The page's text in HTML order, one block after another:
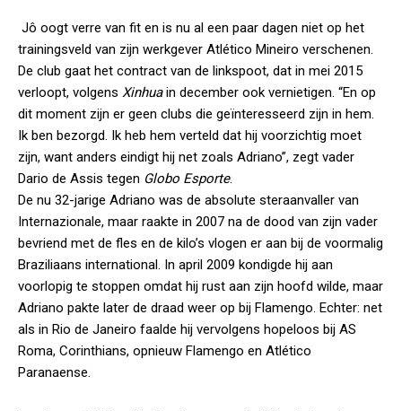
Jô oogt verre van fit en is nu al een paar dagen niet op het
trainingsveld van zijn werkgever Atlético Mineiro verschenen.
De club gaat het contract van de linkspoot, dat in mei 2015
verloopt, volgens Xinhuain december ook vernietigen. “En op
dit moment zijn er geen clubs die geïnteresseerd zijn in hem.
Ik ben bezorgd. Ik heb hem verteld dat hij voorzichtig moet
zijn, want anders eindigt hij net zoals Adriano”, zegt vader
Dario de Assis tegen Globo Esporte.
De nu 32-jarige Adriano was de absolute steraanvaller van
Internazionale, maar raakte in 2007 na de dood van zijn vader
bevriend met de fles en de kilo’s vlogen er aan bij de voormalig
Braziliaans international. In april 2009 kondigde hij aan
voorlopig te stoppen omdat hij rust aan zijn hoofd wilde, maar
Adriano pakte later de draad weer op bij Flamengo. Echter: net
als in Rio de Janeiro faalde hij vervolgens hopeloos bij AS
Roma, Corinthians, opnieuw Flamengo en Atlético
Paranaense.